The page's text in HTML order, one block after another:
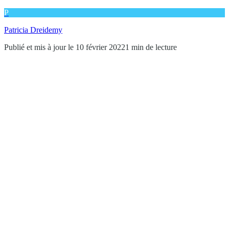
P
Patricia Dreidemy
Publié et mis à jour le 10 février 20221 min de lecture